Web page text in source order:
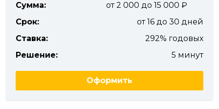
Сумма:
от 2 000 до 15 000
Срок:
от 16 до 30 дней
Ставка:
292% годовых
Решение:
5 минут
Оформить